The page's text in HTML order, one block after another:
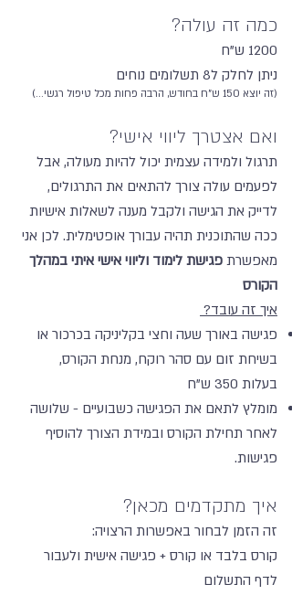
כמה זה עולה?
1200 ש"ח
ניתן לחלק ל8 תשלומים נוחים
(זה יוצא 150 ש"ח בחודש, הרבה פחות מכל טיפול רגשי...)
ואם אצטרך ליווי אישי?
תרגול ולמידה עצמית יכול להיות מעולה, אבל
לפעמים עולה צורך להתאים את התרגולים,
לדייק את הגישה ולקבל מענה לשאלות אישיות
ככה שהתוכנית תהיה עבורך אופטימלית. לכן אני
מאפשרת פגישת לימוד וליווי אישי איתי במהלך
הקורס
איך זה עובד?
פגישה באורך שעה וחצי בקליניקה בכרכור או
בשיחת זום עם סהר רוקח, מנחת הקורס,
בעלות 350 ש"ח
מומלץ לתאם את הפגישה כשבועיים - שלושה
לאחר תחילת הקורס ובמידת הצורך להוסיף
פגישות.
איך מתקדמים מכאן?
זה הזמן לבחור באפשרות הרצויה:
קורס בלבד או קורס + פגישה אישית ולעבור
לדף התשלום